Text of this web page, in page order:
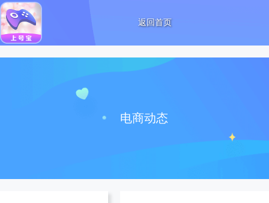
返回首页
电商动态